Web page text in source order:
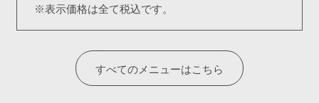
※表示価格は全て税込です。
すべてのメニューはこちら